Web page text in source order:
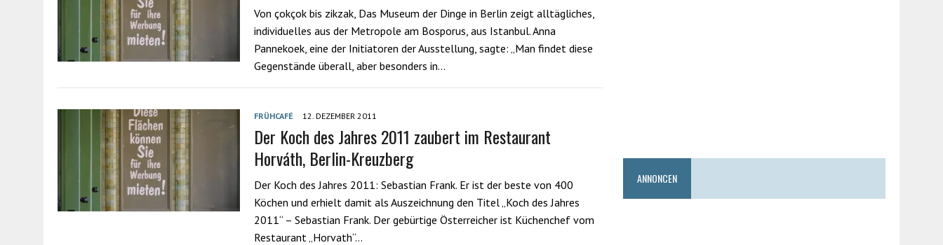
Von çokçok bis zikzak, Das Museum der Dinge in Berlin zeigt alltägliches,
individuelles aus der Metropole am Bosporus, aus Istanbul. Anna
Pannekoek, eine der Initiatoren der Ausstellung, sagte: „Man findet diese
Gegenstände überall, aber besonders in…
FRÜHCAFÉ 12. DEZEMBER 2011
Der Koch des Jahres 2011 zaubert im Restaurant
Horváth, Berlin-Kreuzberg
Der Koch des Jahres 2011: Sebastian Frank. Er ist der beste von 400
Köchen und erhielt damit als Auszeichnung den Titel „Koch des Jahres
2011“ – Sebastian Frank. Der gebürtige Österreicher ist Küchenchef vom
Restaurant „Horvath“…
ANNONCEN